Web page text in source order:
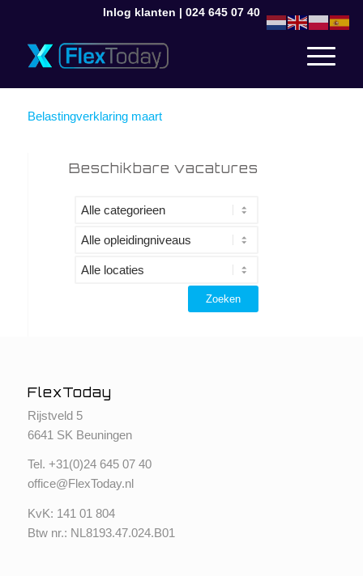
Inlog klanten | 024 645 07 40
Belastingverklaring maart
Beschikbare vacatures
FlexToday
Rijstveld 5
6641 SK Beuningen
Tel. +31(0)24 645 07 40
office@FlexToday.nl
KvK: 141 01 804
Btw nr.: NL8193.47.024.B01